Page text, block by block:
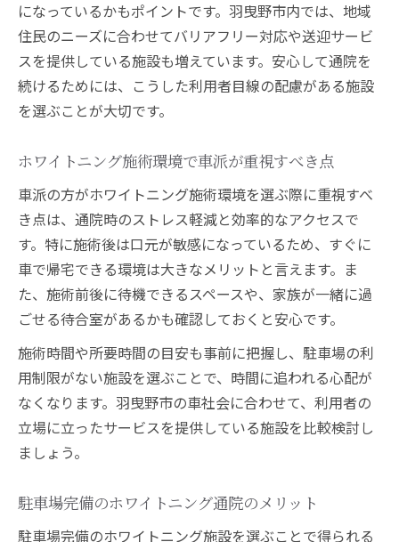
になっているかもポイントです。羽曳野市内では、地域
住民のニーズに合わせてバリアフリー対応や送迎サービ
スを提供している施設も増えています。安心して通院を
続けるためには、こうした利用者目線の配慮がある施設
を選ぶことが大切です。
ホワイトニング施術環境で車派が重視すべき点
車派の方がホワイトニング施術環境を選ぶ際に重視すべ
き点は、通院時のストレス軽減と効率的なアクセスで
す。特に施術後は口元が敏感になっているため、すぐに
車で帰宅できる環境は大きなメリットと言えます。ま
た、施術前後に待機できるスペースや、家族が一緒に過
ごせる待合室があるかも確認しておくと安心です。
施術時間や所要時間の目安も事前に把握し、駐車場の利
用制限がない施設を選ぶことで、時間に追われる心配が
なくなります。羽曳野市の車社会に合わせて、利用者の
立場に立ったサービスを提供している施設を比較検討し
ましょう。
駐車場完備のホワイトニング通院のメリット
駐車場完備のホワイトニング施設を選ぶことで得られる